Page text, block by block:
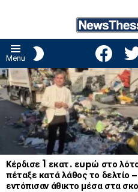
Menu
facebook
LATEST
STORIES
Κέρδισε 1 εκατ. εupώ στο
πέταξε κατά λάθος το δελτίο
εντόπισαν άθικτο μέσα στα